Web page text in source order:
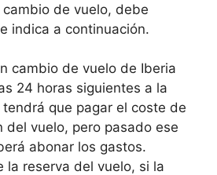
de vuelo, debe
indica a continuación.
cambio de vuelo de Iberia
24 horas siguientes a la
tendrá que pagar el coste de
del vuelo, pero pasado ese
abonar los gastos.
la reserva del vuelo, si la